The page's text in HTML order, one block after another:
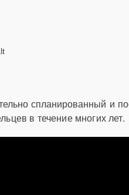
спланированный и
в течение многих лет.